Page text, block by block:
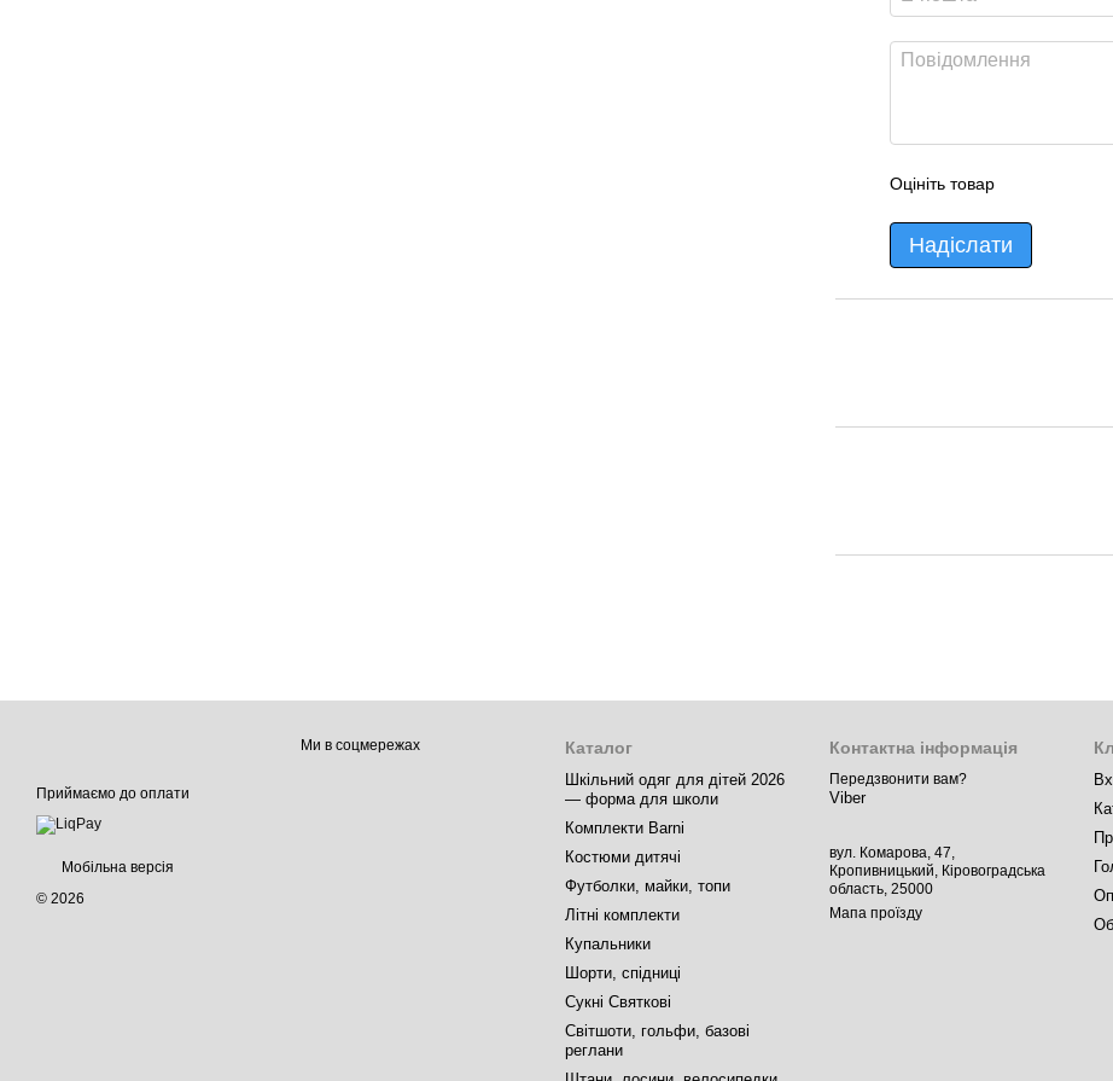
Оцініть товар
Надіслати
Приймаємо до оплати
Мобільна версія
© 2026
Ми в соцмережах Каталог
Шкільний одяг для дітей 2026
— форма для школи
Комплекти Barni
Костюми дитячі
Футболки, майки, топи
Літні комплекти
Купальники
Шорти, спідниці
Сукні Святкові
Світшоти, гольфи, базові
реглани
Контактна інформація
Передзвонити вам?
Viber
вул. Комарова, 47,
Кропивницький, Кіровоградська
область, 25000
Мапа проїзду